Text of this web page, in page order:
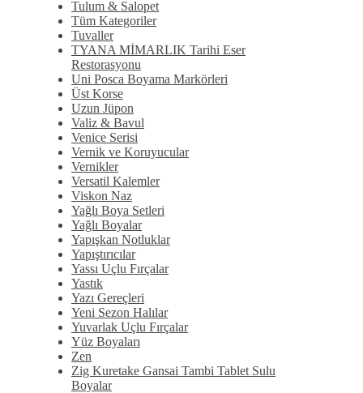
Tulum & Salopet
Tüm Kategoriler
Tuvaller
TYANA MİMARLIK Tarihi Eser
Restorasyonu
Uni Posca Boyama Markörleri
Üst Korse
Uzun Jüpon
Valiz & Bavul
Venice Serisi
Vernik ve Koruyucular
Vernikler
Versatil Kalemler
Viskon Naz
Yağlı Boya Setleri
Yağlı Boyalar
Yapışkan Notluklar
Yapıştırıcılar
Yassı Uçlu Fırçalar
Yastık
Yazı Gereçleri
Yeni Sezon Halılar
Yuvarlak Uçlu Fırçalar
Yüz Boyaları
Zen
​Zig Kuretake Gansai Tambi Tablet Sulu
Boyalar